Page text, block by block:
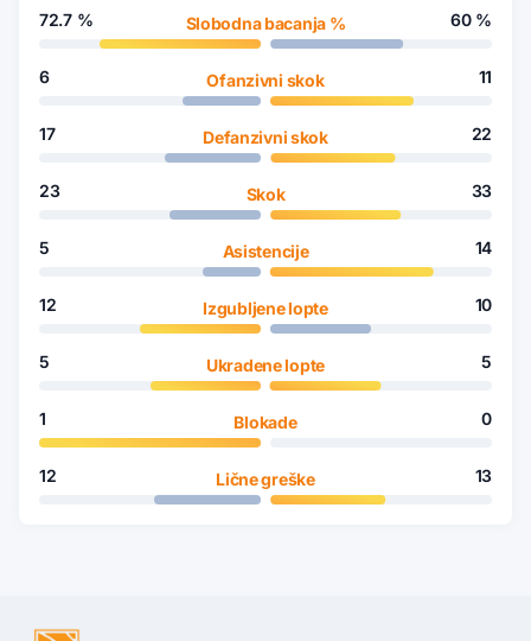
72.7 %
6
17
23
5
12
5
1
12
Slobodna bacanja %
Ofanzivni skok
Defanzivni skok
Skok
Asistencije
Izgubljene lopte
Ukradene lopte
Blokade
Lične greške
60 %
11
22
33
14
10
5
0
13